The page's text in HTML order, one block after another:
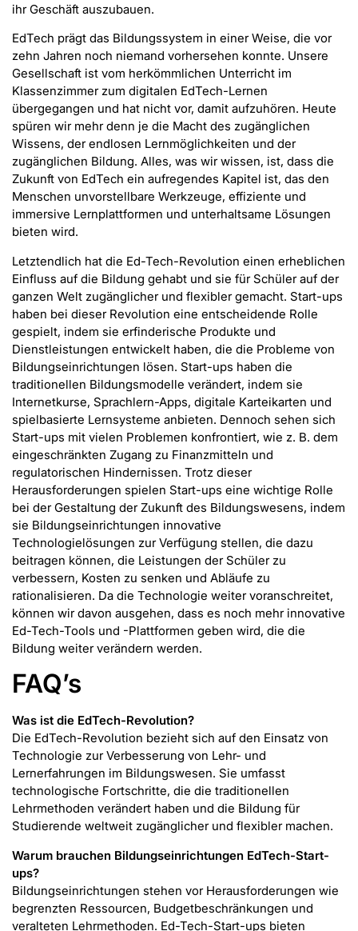
ihr Geschäft auszubauen.
EdTech prägt das Bildungssystem in einer Weise, die vor
zehn Jahren noch niemand vorhersehen konnte. Unsere
Gesellschaft ist vom herkömmlichen Unterricht im
Klassenzimmer zum digitalen EdTech-Lernen
übergegangen und hat nicht vor, damit aufzuhören. Heute
spüren wir mehr denn je die Macht des zugänglichen
Wissens, der endlosen Lernmöglichkeiten und der
zugänglichen Bildung. Alles, was wir wissen, ist, dass die
Zukunft von EdTech ein aufregendes Kapitel ist, das den
Menschen unvorstellbare Werkzeuge, effiziente und
immersive Lernplattformen und unterhaltsame Lösungen
bieten wird.
Letztendlich hat die Ed-Tech-Revolution einen erheblichen
Einfluss auf die Bildung gehabt und sie für Schüler auf der
ganzen Welt zugänglicher und flexibler gemacht. Start-ups
haben bei dieser Revolution eine entscheidende Rolle
gespielt, indem sie erfinderische Produkte und
Dienstleistungen entwickelt haben, die die Probleme von
Bildungseinrichtungen lösen. Start-ups haben die
traditionellen Bildungsmodelle verändert, indem sie
Internetkurse, Sprachlern-Apps, digitale Karteikarten und
spielbasierte Lernsysteme anbieten. Dennoch sehen sich
Start-ups mit vielen Problemen konfrontiert, wie z. B. dem
eingeschränkten Zugang zu Finanzmitteln und
regulatorischen Hindernissen. Trotz dieser
Herausforderungen spielen Start-ups eine wichtige Rolle
bei der Gestaltung der Zukunft des Bildungswesens, indem
sie Bildungseinrichtungen innovative
Technologielösungen zur Verfügung stellen, die dazu
beitragen können, die Leistungen der Schüler zu
verbessern, Kosten zu senken und Abläufe zu
rationalisieren. Da die Technologie weiter voranschreitet,
können wir davon ausgehen, dass es noch mehr innovative
Ed-Tech-Tools und -Plattformen geben wird, die die
Bildung weiter verändern werden.
FAQ’s
Was ist die EdTech-Revolution?
Die EdTech-Revolution bezieht sich auf den Einsatz von
Technologie zur Verbesserung von Lehr- und
Lernerfahrungen im Bildungswesen. Sie umfasst
technologische Fortschritte, die die traditionellen
Lehrmethoden verändert haben und die Bildung für
Studierende weltweit zugänglicher und flexibler machen.
Warum brauchen Bildungseinrichtungen EdTech-Start-
ups?
Bildungseinrichtungen stehen vor Herausforderungen wie
begrenzten Ressourcen, Budgetbeschränkungen und
veralteten Lehrmethoden. Ed-Tech-Start-ups bieten